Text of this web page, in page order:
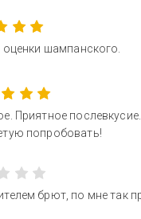
шампанского.
Приятное
попробовать!
брют, по мне так